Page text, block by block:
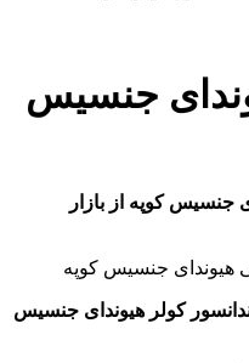
جنسیس
جنسیس کوپه از بازار
جنسیس کوپه
کولر هیوندای جنسیس